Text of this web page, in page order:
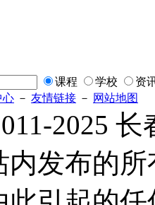
课程 学校
资
心 － 友情链接 － 网站地图
2025
内发布的